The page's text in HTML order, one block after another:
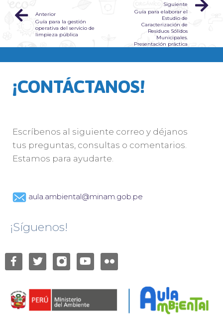
Anterior
Guía para la gestión
operativa del servicio de
limpieza pública
Siguiente
Guía para elaborar el
Estudio de
Caracterización de
Residuos Sólidos
Municipales.
Presentación práctica
¡CONTÁCTANOS!
Escríbenos al siguiente correo y déjanos
tus preguntas, consultas o comentarios.
Estamos para ayudarte.
aula.ambiental@minam.gob.pe
¡Síguenos!